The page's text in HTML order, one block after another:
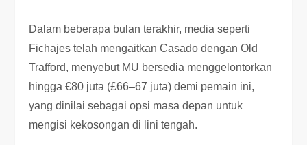
Dalam beberapa bulan terakhir, media seperti
Fichajes telah mengaitkan Casado dengan Old
Trafford, menyebut MU bersedia menggelontorkan
hingga €80 juta (£66–67 juta) demi pemain ini,
yang dinilai sebagai opsi masa depan untuk
mengisi kekosongan di lini tengah.